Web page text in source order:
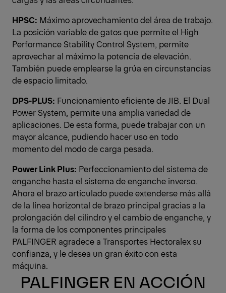
HPSC: Máximo aprovechamiento del área de trabajo.
La posición variable de gatos que permite el High
Performance Stability Control System, permite
aprovechar al máximo la potencia de elevación.
También puede emplearse la grúa en circunstancias
de espacio limitado.
DPS-PLUS: Funcionamiento eficiente de JIB. El Dual
Power System, permite una amplia variedad de
aplicaciones. De esta forma, puede trabajar con un
mayor alcance, pudiendo hacer uso en todo
momento del modo de carga pesada.
Power Link Plus: Perfeccionamiento del sistema de
enganche hasta el sistema de enganche inverso.
Ahora el brazo articulado puede extenderse más allá
de la línea horizontal de brazo principal gracias a la
prolongación del cilindro y el cambio de enganche, y
la forma de los componentes principales
PALFINGER agradece a Transportes Hectoralex su
confianza, y le desea un gran éxito con esta
máquina.
PALFINGER EN ACCIÓN